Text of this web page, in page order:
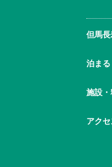
但馬
泊まる
施設
アク